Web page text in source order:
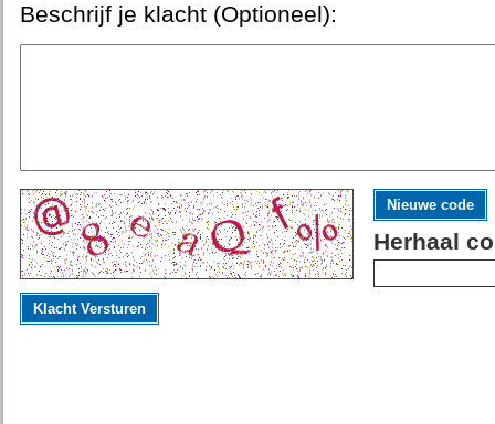
Beschrijf je klacht (Optioneel):
Nieuwe code
Herhaal
Klacht Versturen